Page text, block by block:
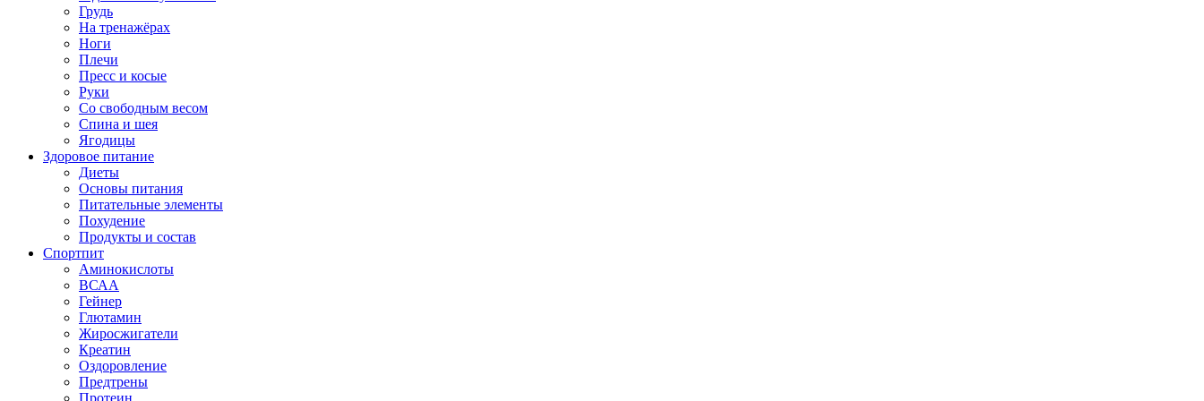
Грудь
На тренажёрах
Ноги
Плечи
Пресс и косые
Руки
Со свободным весом
Спина и шея
Ягодицы
Здоровое питание
Диеты
Основы питания
Питательные элементы
Похудение
Продукты и состав
Спортпит
Аминокислоты
ВСАА
Гейнер
Глютамин
Жиросжигатели
Креатин
Оздоровление
Предтрены